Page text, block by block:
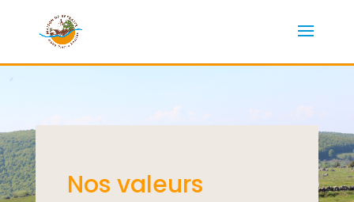
Nos valeurs